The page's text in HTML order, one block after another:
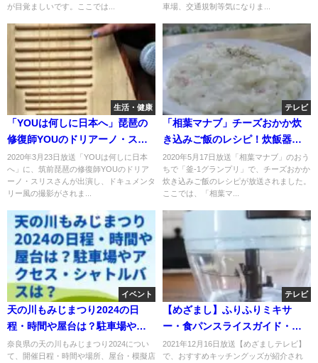
が目覚ましいです。ここでは...
車場、交通規制等気になりま...
生活・健康
「YOUは何しに日本へ」琵琶の
修復師YOUのドリアーノ・スリ
スさんとは？
2020年3月23日放送「YOUは何しに日本
へ」に、筑前琵琶の修復師YOUのドリア
ーノ・スリスさんが出演し、ドキュメンタ
リー風の撮影がされま...
テレビ
「相葉マナブ」チーズおかか炊
き込みご飯のレシピ！炊飯器で
「釜-1グランプリ」！
2020年5月17日放送「相葉マナブ」のおう
ちで「釜-1グランプリ」で、チーズおかか
炊き込みご飯のレシピが放送されました。
ここでは、「相葉マ...
イベント
天の川もみじまつり2024の日
程・時間や屋台は？駐車場やア
クセス・シャトルバスは？
奈良県の天の川もみじまつり2024につい
て、開催日程・時間や場所、屋台・模擬店
テレビ
【めざまし】ふりふりミキサ
ー・食パンスライスガイド・お
にぎリングのお取り寄せ！12月
16日
2021年12月16日放送【めざましテレビ】
で、おすすめキッチングッズが紹介され